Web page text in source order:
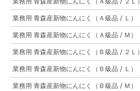
業務用 青森産新物にんにく（Ａ級品 / Ｌ）
業務用 青森産新物にんにく（Ａ級品 / Ｍ）
業務用 青森産新物にんにく（Ｂ級品 / ２Ｌ）
業務用 青森産新物にんにく（Ｂ級品 / Ｌ）
業務用 青森産新物にんにく（Ｂ級品 / Ｍ）